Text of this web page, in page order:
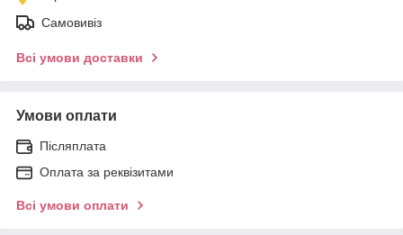
Самовивіз
Всі умови доставки
Умови оплати
Післяплата
Оплата за реквізитами
Всі умови оплати